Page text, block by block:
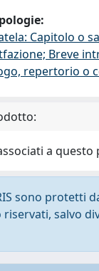
Capitolo o
Breve
repertorio o
a
sono protetti
salvo